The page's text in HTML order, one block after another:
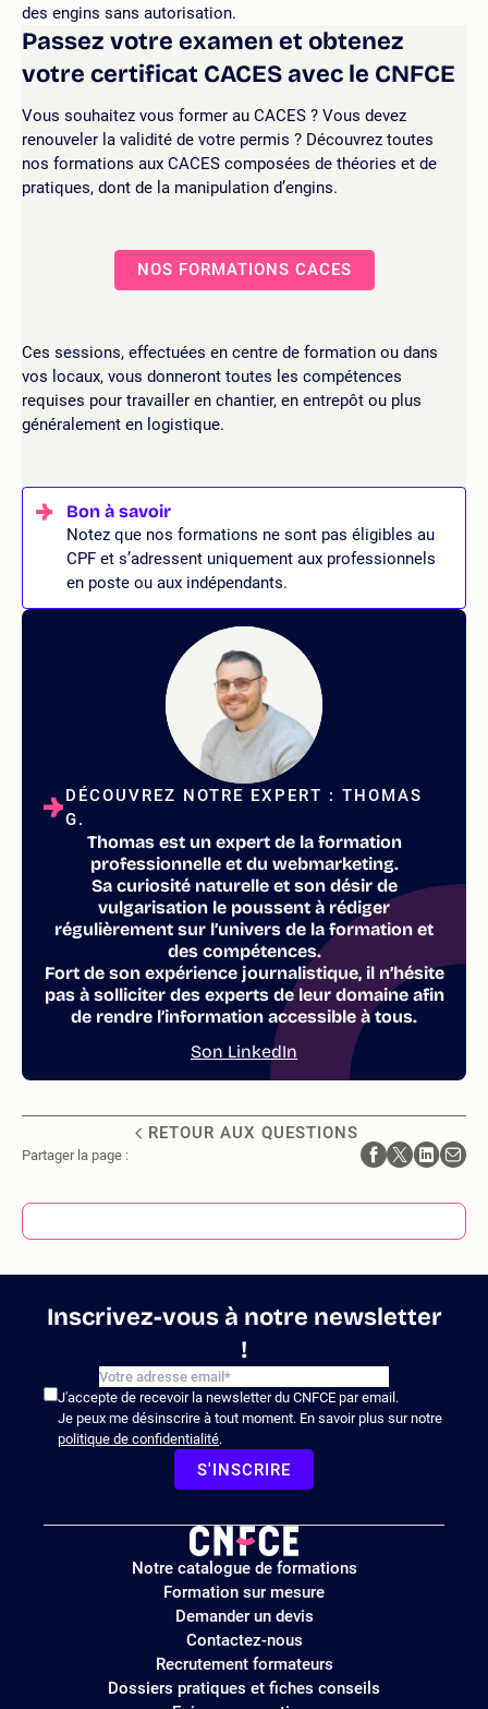
des engins sans autorisation.
Passez votre examen et obtenez
votre certificat CACES avec le CNFCE
Vous souhaitez vous former au CACES ? Vous devez
renouveler la validité de votre permis ? Découvrez toutes
nos formations aux CACES composées de théories et de
pratiques, dont de la manipulation d’engins.
NOS FORMATIONS CACES
Ces sessions, effectuées en centre de formation ou dans
vos locaux, vous donneront toutes les compétences
requises pour travailler en chantier, en entrepôt ou plus
généralement en logistique.
Notez que nos formations ne sont pas éligibles au
CPF et s’adressent uniquement aux professionnels
en poste ou aux indépendants.
DÉCOUVREZ NOTRE EXPERT : THOMAS
G.
Thomas est un expert de la formation
professionnelle et du webmarketing.
Sa curiosité naturelle et son désir de
vulgarisation le poussent à rédiger
régulièrement sur l’univers de la formation et
des compétences.
Fort de son expérience journalistique, il n’hésite
pas à solliciter des experts de leur domaine afin
de rendre l’information accessible à tous.
Son LinkedIn
RETOUR AUX QUESTIONS
Partager la page :
Inscrivez-vous à notre newsletter
!
J'accepte de recevoir la newsletter du CNFCE par email.
Je peux me désinscrire à tout moment. En savoir plus sur notre
politique de confidentialité.
S'INSCRIRE
Logo
site
Notre catalogue de formations
Formation sur mesure
Demander un devis
Contactez-nous
Recrutement formateurs
Dossiers pratiques et fiches conseils